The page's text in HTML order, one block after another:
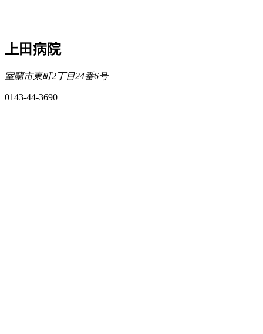
上田病院
室蘭市東町2丁目24番6号
0143-44-3690